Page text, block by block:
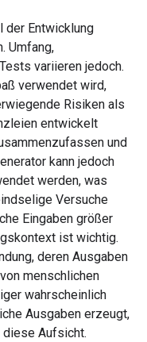
der Entwicklung
Umfang,
variieren jedoch.
verwendet wird,
Risiken als
entwickelt
und
kann jedoch
werden, was
Versuche
Eingaben größer
ist wichtig.
deren Ausgaben
menschlichen
wahrscheinlich
Ausgaben erzeugt,
diese Aufsicht.